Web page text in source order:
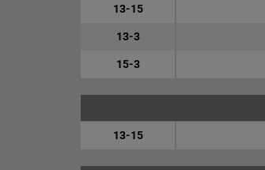
13-15
13-3
15-3
13-15